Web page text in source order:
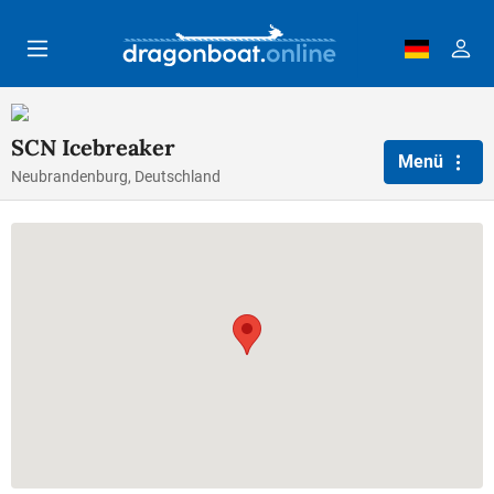
SCN Icebreaker
Neubrandenburg, Deutschland
Menü